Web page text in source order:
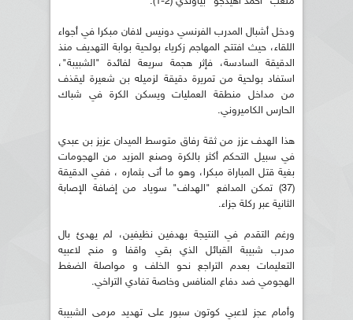
ودخل أشبال المدرب الفرنسي دونيس لافان مبكرا في أجواء
اللقاء، حيث افتتح المهاجم زكرياء بولحية بوابة التهديف منذ
الدقيقة السادسة، فإثر هجمة سريعة لفائدة "الشبيبة"،
استفاد بولحية من تمريرة دقيقة لزميله بن شعيرة ليقذف
من مداخل منطقة العمليات ويسكن الكرة في شباك
الحارس الكاميروني.
هذا الهدف عزز من ثقة رفاق متوسط الميدان عزيز بن عبدي
في سبيل التحكم أكثر بالكرة وصنع المزيد من الهجومات
بغية قتل المباراة مبكرا، وهو ما أتى بثماره ، ففي الدقيقة
(37) تمكن المدافع "الهداف" سوياد من إضافة الإصابة
الثانية عبر ركلة جزاء.
ورغم التقدم في النتيجة بهدفين نظيفين، لم يهدئ بال
مدرب شبيبة القبائل الذي بقي واقفا و منح لاعبيه
التعليمات بعدم التراجع نحو الخلف و مواصلة الضغط
الهجومي ضد دفاع المنافس وخاصة تفادي التراخي.
وأمام عجز لاعبي كوتون سبور على تهديد مرمى الشبيبة